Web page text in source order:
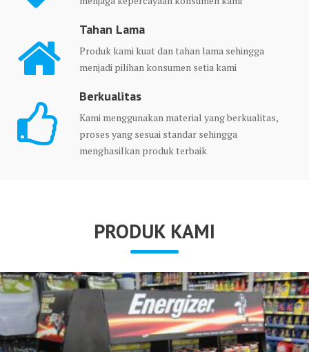
Tahan Lama
Produk kami kuat dan tahan lama sehingga
menjadi pilihan konsumen setia kami
Berkualitas
Kami menggunakan material yang berkualitas,
proses yang sesuai standar sehingga
menghasilkan produk terbaik
PRODUK KAMI